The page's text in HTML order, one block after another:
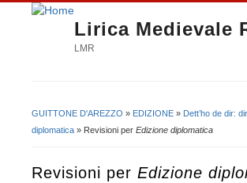
Lirica Medievale
LMR
Tu sei qui
GUITTONE D'AREZZO » EDIZIONE » Dett’ho de dir:
diplomatica » Revisioni per Edizione diplomatica
Revisioni per Edizione